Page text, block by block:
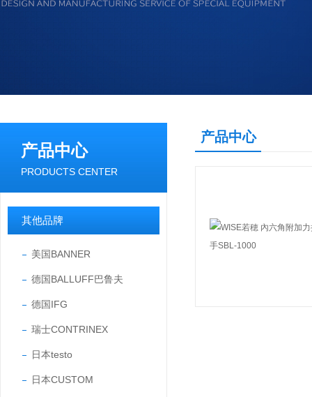
产品中心
PRODUCTS CENTER
其他品牌
美国BANNER
德国BALLUFF巴鲁夫
德国IFG
瑞士CONTRINEX
日本testo
日本CUSTOM
产品中心